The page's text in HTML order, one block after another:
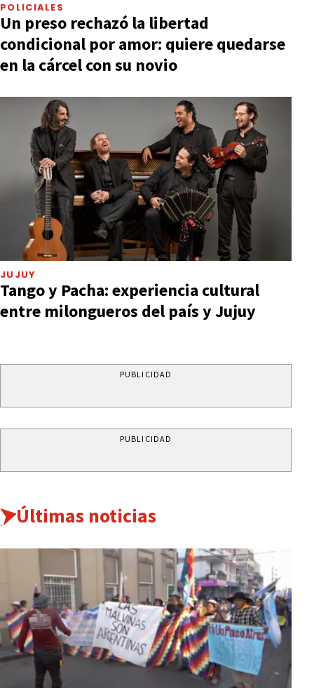
POLICIALES
Un preso rechazó la libertad
condicional por amor: quiere quedarse
en la cárcel con su novio
JUJUY
Tango y Pacha: experiencia cultural
entre milongueros del país y Jujuy
PUBLICIDAD
PUBLICIDAD
Últimas noticias